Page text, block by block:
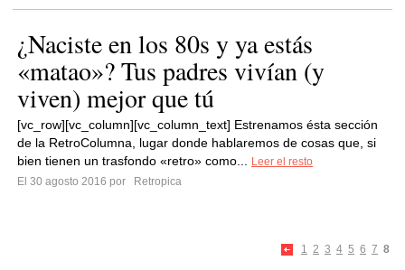
¿Naciste en los 80s y ya estás
«matao»? Tus padres vivían (y
viven) mejor que tú
[vc_row][vc_column][vc_column_text] Estrenamos ésta sección
de la RetroColumna, lugar donde hablaremos de cosas que, si
bien tienen un trasfondo «retro» como...
Leer el resto
El 30 agosto 2016 por
Retropica
1 2 3 4 5 6 7 8